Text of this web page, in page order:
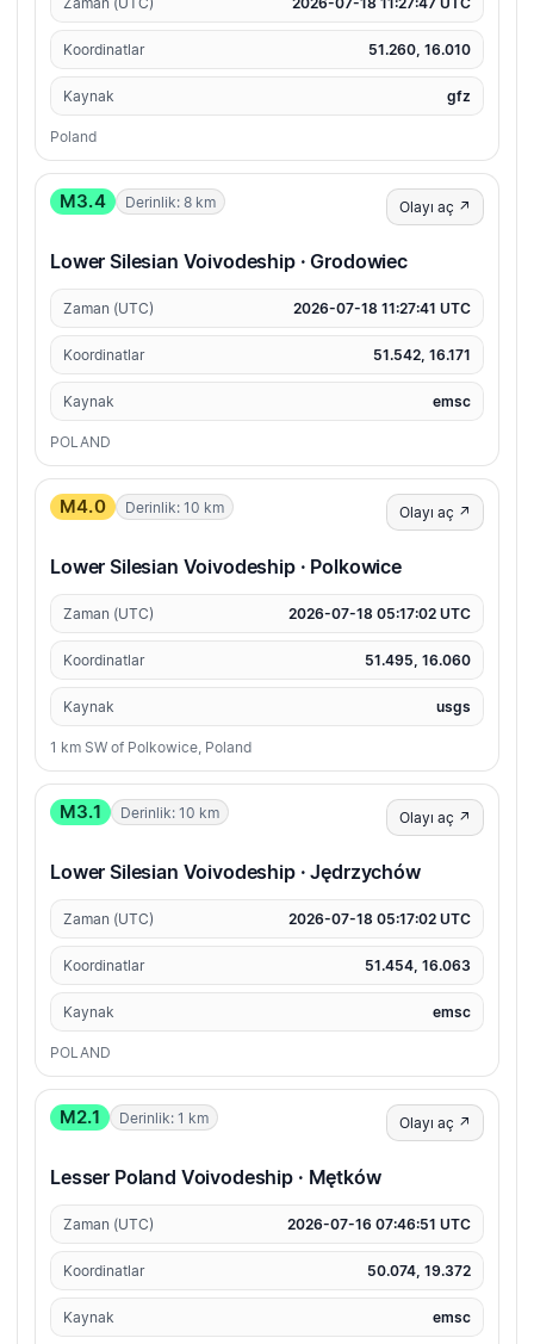
Koordinatlar 51.260, 16.010
Kaynak gfz
Poland
M3.4 Derinlik: 8 km Olayı aç ↗
Lower Silesian Voivodeship · Grodowiec
Zaman (UTC) 2026-07-18 11:27:41 UTC
Koordinatlar 51.542, 16.171
Kaynak emsc
POLAND
M4.0 Derinlik: 10 km Olayı aç ↗
Lower Silesian Voivodeship · Polkowice
Zaman (UTC) 2026-07-18 05:17:02 UTC
Koordinatlar 51.495, 16.060
Kaynak usgs
1 km SW of Polkowice, Poland
M3.1 Derinlik: 10 km Olayı aç ↗
Lower Silesian Voivodeship · Jędrzychów
Zaman (UTC) 2026-07-18 05:17:02 UTC
Koordinatlar 51.454, 16.063
Kaynak emsc
POLAND
M2.1 Derinlik: 1 km Olayı aç ↗
Lesser Poland Voivodeship · Mętków
Zaman (UTC) 2026-07-16 07:46:51 UTC
Koordinatlar 50.074, 19.372
Kaynak emsc